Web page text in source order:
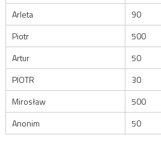
Arleta
90
Piotr
500
Artur
50
PIOTR
30
Mirosław
500
Anonim
50